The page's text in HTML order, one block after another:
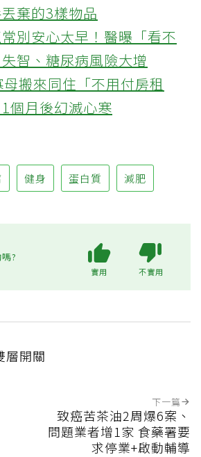
棄的3樣物品
別安心太早！醫曝「看不
智、糖尿病風險大增
搬來同住「不用付房租
個月後幻滅心寒
健身 蛋白質 減肥
?
實用 不實用
層開關
下一篇
致癌苦茶油2周爆6案、
問題業者增1家 食藥署要
求停業+啟動輔導